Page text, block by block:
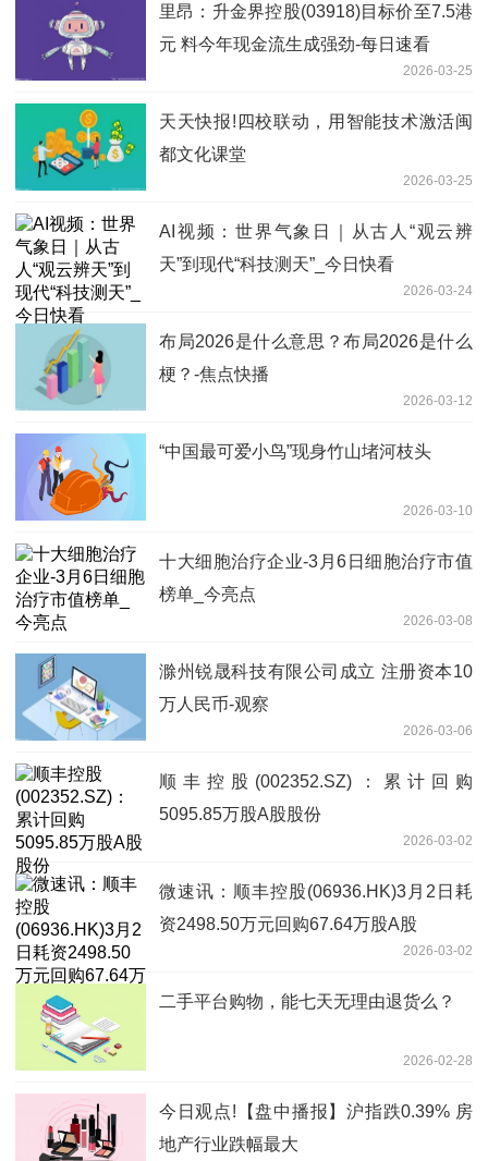
里昂：升金界控股(03918)目标价至7.5港
元 料今年现金流生成强劲-每日速看
2026-03-25
天天快报!四校联动，用智能技术激活闽
都文化课堂
2026-03-25
AI视频：世界气象日｜从古人“观云辨
天”到现代“科技测天”_今日快看
2026-03-24
布局2026是什么意思？布局2026是什么
梗？-焦点快播
2026-03-12
“中国最可爱小鸟”现身竹山堵河枝头
2026-03-10
十大细胞治疗企业-3月6日细胞治疗市值
榜单_今亮点
2026-03-08
滁州锐晟科技有限公司成立 注册资本10
万人民币-观察
2026-03-06
顺丰控股(002352.SZ)：累计回购
5095.85万股A股股份
2026-03-02
微速讯：顺丰控股(06936.HK)3月2日耗
资2498.50万元回购67.64万股A股
2026-03-02
二手平台购物，能七天无理由退货么？
2026-02-28
今日观点!【盘中播报】沪指跌0.39% 房
地产行业跌幅最大